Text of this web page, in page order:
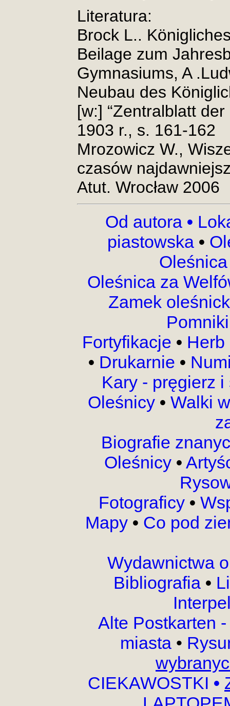
Literatura:
Brock L..
Beilage zum
Gymnasiums, A
Neubau des
[w:] “Zentralblatt
1903 r., s. 161-162
Mrozowicz W.,
czasów
Atut. Wrocław 2006
Od autora •
piastowska •
Oleśnica za
Zamek
Fortyfikacje •
• Drukarnie •
Kary - pręgierz
Oleśnicy • Walki
Biografie
Oleśnicy •
Fotograficy •
Mapy • Co pod
Wydawnictwa
Bibliografia •
Alte Postkarten
miasta•
CIEKAWOSTKI •